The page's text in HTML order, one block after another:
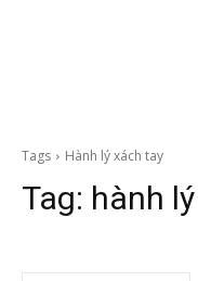
Tags Hành lý xách tay
Tag: hành